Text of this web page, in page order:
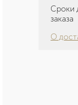
Сроки
заказа
О